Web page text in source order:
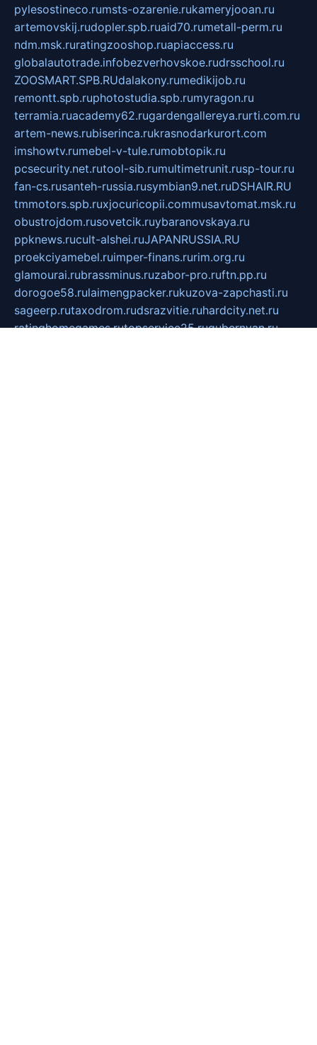
pylesostineco.rumsts-ozarenie.rukameryjooan.ru
artemovskij.rudopler.spb.ruaid70.rumetall-perm.ru
ndm.msk.ruratingzooshop.ruapiaccess.ru
globalautotrade.infobezverhovskoe.rudrsschool.ru
ZOOSMART.SPB.RUdalakony.rumedikijob.ru
remontt.spb.ruphotostudia.spb.rumyragon.ru
terramia.ruacademy62.rugardengallereya.rurti.com.ru
artem-news.rubiserinca.rukrasnodarkurort.com
imshowtv.rumebel-v-tule.rumobtopik.ru
pcsecurity.net.rutool-sib.rumultimetrunit.rusp-tour.ru
fan-cs.rusanteh-russia.rusymbian9.net.ruDSHAIR.RU
tmmotors.spb.ruxjocuricopii.commusavtomat.msk.ru
obustrojdom.rusovetcik.ruybaranovskaya.ru
ppknews.rucult-alshei.ruJAPANRUSSIA.RU
proekciyamebel.ruimper-finans.rurim.org.ru
glamourai.rubrassminus.ruzabor-pro.ruftn.pp.ru
dorogoe58.rulaimengpacker.rukuzova-zapchasti.ru
sageerp.rutaxodrom.rudsrazvitie.ruhardcity.net.ru
ratinghomegames.rutopservice25.rugubernyan.ru